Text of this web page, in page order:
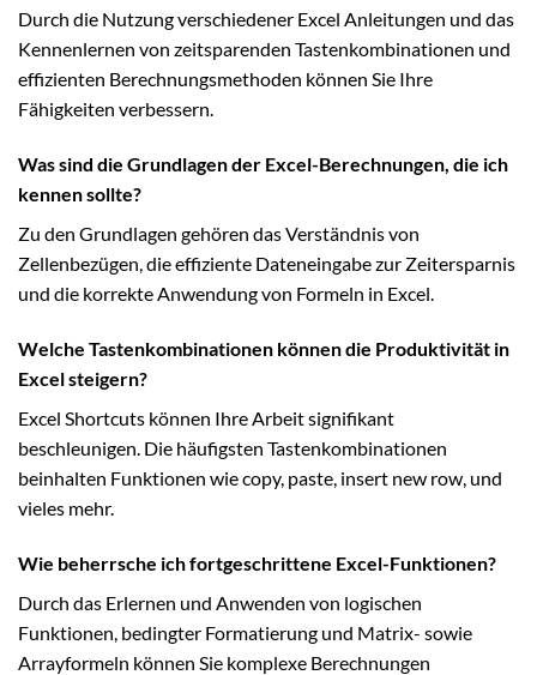
Durch die Nutzung verschiedener Excel Anleitungen und das
Kennenlernen von zeitsparenden Tastenkombinationen und
effizienten Berechnungsmethoden können Sie Ihre
Fähigkeiten verbessern.
Was sind die Grundlagen der Excel-Berechnungen, die ich
kennen sollte?
Zu den Grundlagen gehören das Verständnis von
Zellenbezügen, die effiziente Dateneingabe zur Zeitersparnis
und die korrekte Anwendung von Formeln in Excel.
Welche Tastenkombinationen können die Produktivität in
Excel steigern?
Excel Shortcuts können Ihre Arbeit signifikant
beschleunigen. Die häufigsten Tastenkombinationen
beinhalten Funktionen wie copy, paste, insert new row, und
vieles mehr.
Wie beherrsche ich fortgeschrittene Excel-Funktionen?
Durch das Erlernen und Anwenden von logischen
Funktionen, bedingter Formatierung und Matrix- sowie
Arrayformeln können Sie komplexe Berechnungen